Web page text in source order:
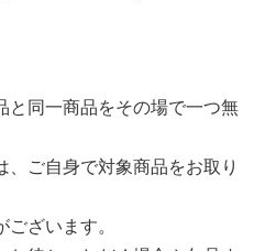
と同一商品をその場で一つ無
ご自身で対象商品をお取り
ございます。